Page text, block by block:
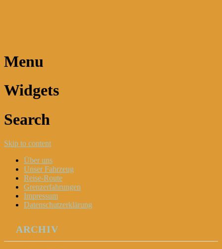
Menu
Widgets
Search
Skip to content
Über uns
Unser Fahrzeug
Reise-Route
Grenzerfahrungen
Impressum
Datenschutzerklärung
ARCHIV